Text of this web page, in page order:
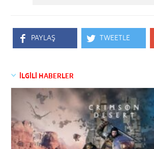
PAYLAŞ TWEETLE
İLGİLİ HABERLER